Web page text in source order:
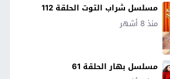
مسلسل شراب التوت الحلقة 112
منذ 8 أشهر
مسلسل بهار الحلقة 61